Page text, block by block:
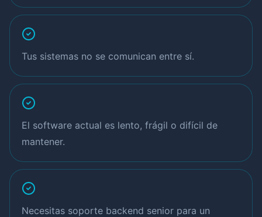
Tus sistemas no se comunican entre sí.
El software actual es lento, frágil o difícil de
mantener.
Necesitas soporte backend senior para un